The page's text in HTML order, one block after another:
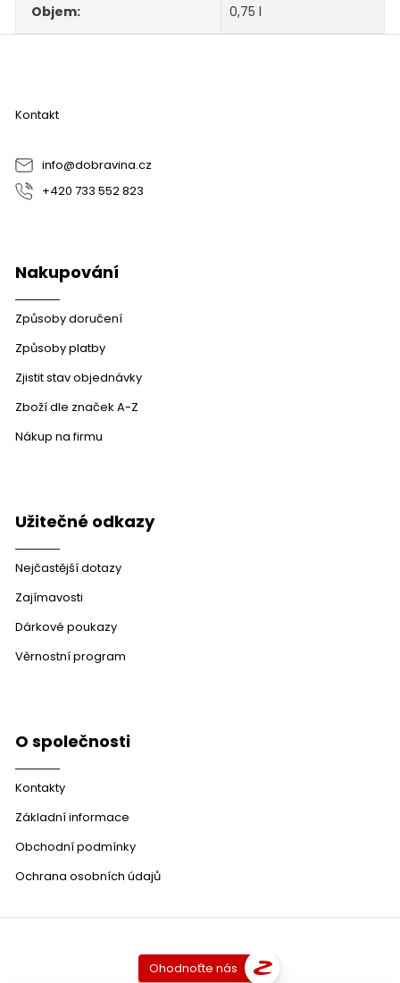
Objem: 0,75 l
Z
Kontakt
info@dobravina.cz
+420 733 552 823
Nakupování
Způsoby doručení
Způsoby platby
Zjistit stav objednávky
Zboží dle značek A-Z
Nákup na firmu
Užitečné odkazy
Nejčastější dotazy
Zajímavosti
Dárkové poukazy
Věrnostní program
O společnosti
Kontakty
Základní informace
Obchodní podmínky
Ochrana osobních údajů
Ohodnoťte nás